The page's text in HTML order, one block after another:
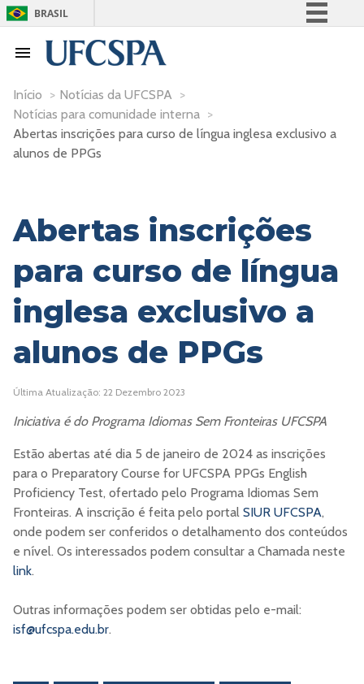
BRASIL
Acesso à informação
Legislação
Início > Notícias da UFCSPA >
Notícias para comunidade interna >
Abertas inscrições para curso de língua inglesa exclusivo a
alunos de PPGs
Abertas inscrições
para curso de língua
inglesa exclusivo a
alunos de PPGs
Última Atualização: 22 Dezembro 2023
Iniciativa é do Programa Idiomas Sem Fronteiras UFCSPA
Estão abertas até dia 5 de janeiro de 2024 as inscrições
para o Preparatory Course for UFCSPA PPGs English
Proficiency Test, ofertado pelo Programa Idiomas Sem
Fronteiras. A inscrição é feita pelo portal SIUR UFCSPA,
onde podem ser conferidos o detalhamento dos conteúdos
e nível. Os interessados podem consultar a Chamada neste
link.
Outras informações podem ser obtidas pelo e-mail:
isf@ufcspa.edu.br.